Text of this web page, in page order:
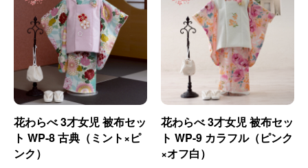
花わらべ 3才女児 被布セッ
ト WP-8 古典（ミント×ピ
ンク）
花わらべ 3才女児 被布セッ
ト WP-9 カラフル（ピンク
×オフ白）